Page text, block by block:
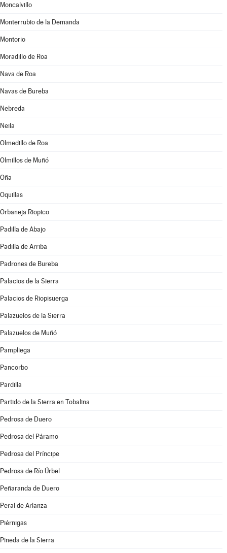
Moncalvillo
Monterrubio de la Demanda
Montorio
Moradillo de Roa
Nava de Roa
Navas de Bureba
Nebreda
Neila
Olmedillo de Roa
Olmillos de Muñó
Oña
Oquillas
Orbaneja Riopico
Padilla de Abajo
Padilla de Arriba
Padrones de Bureba
Palacios de la Sierra
Palacios de Riopisuerga
Palazuelos de la Sierra
Palazuelos de Muñó
Pampliega
Pancorbo
Pardilla
Partido de la Sierra en Tobalina
Pedrosa de Duero
Pedrosa del Páramo
Pedrosa del Príncipe
Pedrosa de Río Úrbel
Peñaranda de Duero
Peral de Arlanza
Piérnigas
Pineda de la Sierra